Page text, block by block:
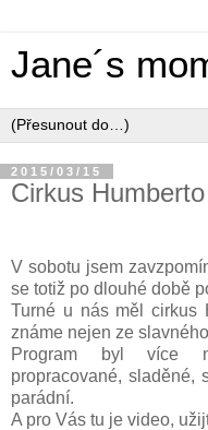
Jane´s
2015/03/15
Cirkus Humberto
V sobotu jsem
se totiž po dlouhé době
Turné u nás měl cirkus
známe nejen ze
Program byl více
propracované, sladěné,
parádní.
A pro Vás tu je video,